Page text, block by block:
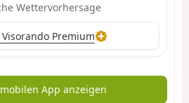
Wettervorhersage
Visorando Premium
App anzeigen